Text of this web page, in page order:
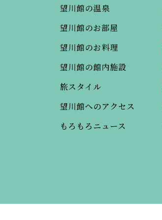
望川館の温泉
望川館のお部屋
望川館のお料理
望川館の館内施設
旅スタイル
望川館へのアクセス
もろもろニュース